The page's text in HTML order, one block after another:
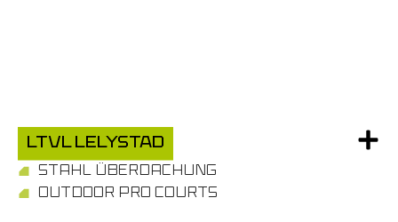
LTVL Lelystad
STAHL ÜBERDACHUNG
OUTDOOR PRO COURTS